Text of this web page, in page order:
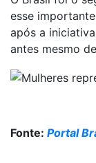
esse
após a
antes mesmo
Fonte: Portal